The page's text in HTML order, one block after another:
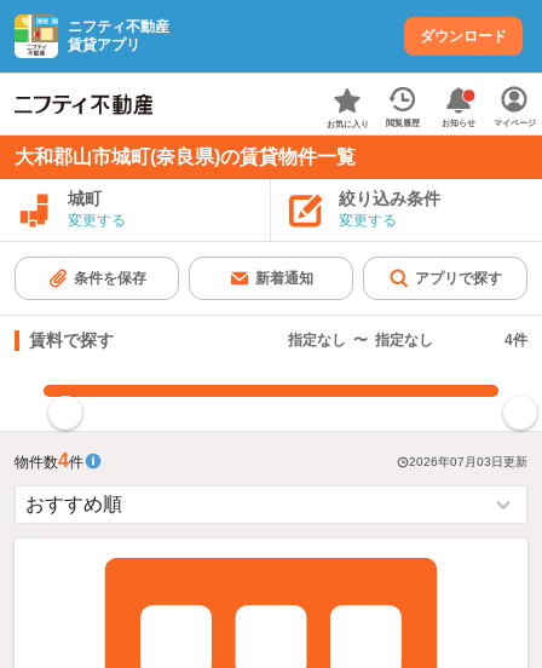
ニフティ不動産
賃貸アプリ
ダウンロード
お気に入り 閲覧履歴 お知らせ マイページ
大和郡山市城町(奈良県)の賃貸物件一覧
城町
変更する
絞り込み条件
変更する
条件を保存 新着通知 アプリで探す
賃料で探す 指定なし 〜 指定なし 4件
物件数4件 2026年07月03日更新